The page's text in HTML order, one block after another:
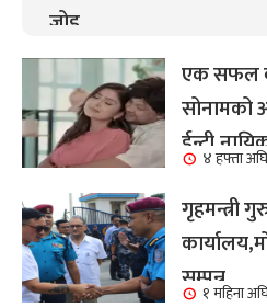
जोड
एक सफल
सोनामको
हेर्नुहोस
४ हफ्ता
गृहमन्त्री
सम्पन्न१ महिना